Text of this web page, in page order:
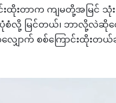
ထိုးတာက ကျမတို့အမြင် သုံ
စံလို့ မြင်တယ်၊ ဘာလို့လဲဆို
ောက် စစ်ကြောင်းထိုးတယ်